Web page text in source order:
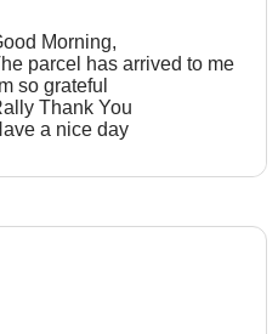
Morning,
parcel has arrived to me
so grateful
Thank You
a nice day